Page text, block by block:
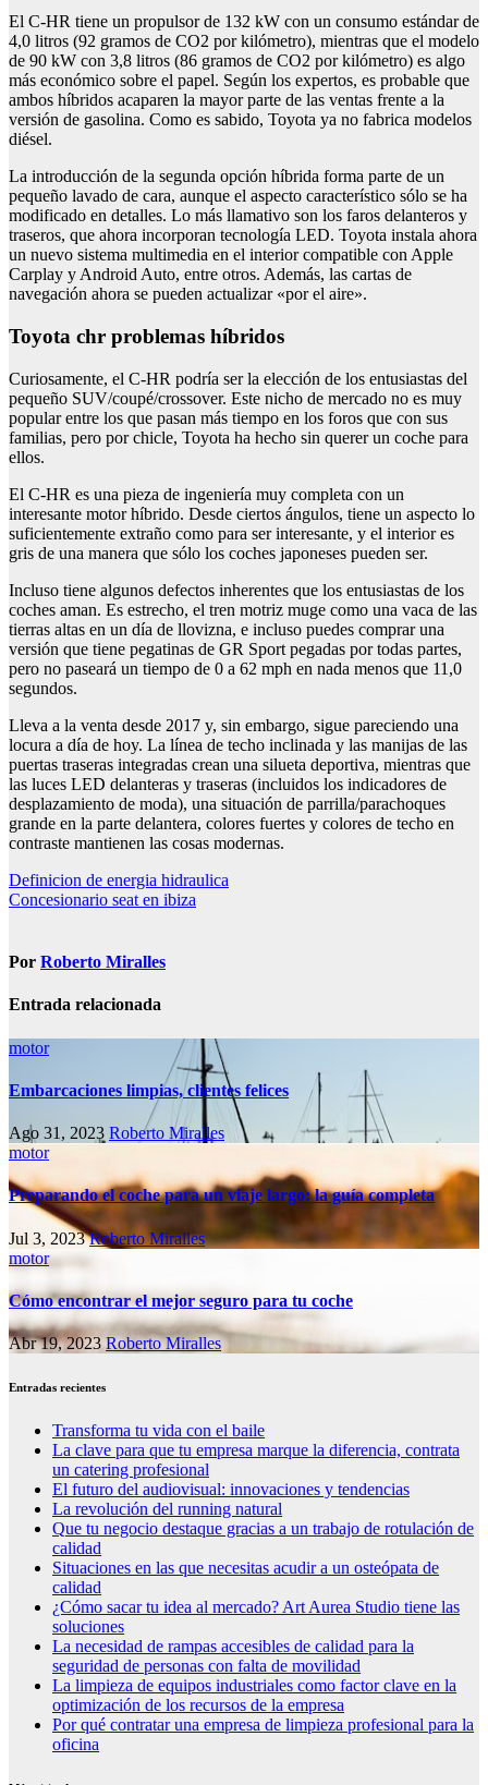
El C-HR tiene un propulsor de 132 kW con un consumo estándar de
4,0 litros (92 gramos de CO2 por kilómetro), mientras que el modelo
de 90 kW con 3,8 litros (86 gramos de CO2 por kilómetro) es algo
más económico sobre el papel. Según los expertos, es probable que
ambos híbridos acaparen la mayor parte de las ventas frente a la
versión de gasolina. Como es sabido, Toyota ya no fabrica modelos
diésel.
La introducción de la segunda opción híbrida forma parte de un
pequeño lavado de cara, aunque el aspecto característico sólo se ha
modificado en detalles. Lo más llamativo son los faros delanteros y
traseros, que ahora incorporan tecnología LED. Toyota instala ahora
un nuevo sistema multimedia en el interior compatible con Apple
Carplay y Android Auto, entre otros. Además, las cartas de
navegación ahora se pueden actualizar «por el aire».
Toyota chr problemas híbridos
Curiosamente, el C-HR podría ser la elección de los entusiastas del
pequeño SUV/coupé/crossover. Este nicho de mercado no es muy
popular entre los que pasan más tiempo en los foros que con sus
familias, pero por chicle, Toyota ha hecho sin querer un coche para
ellos.
El C-HR es una pieza de ingeniería muy completa con un
interesante motor híbrido. Desde ciertos ángulos, tiene un aspecto lo
suficientemente extraño como para ser interesante, y el interior es
gris de una manera que sólo los coches japoneses pueden ser.
Incluso tiene algunos defectos inherentes que los entusiastas de los
coches aman. Es estrecho, el tren motriz muge como una vaca de las
tierras altas en un día de llovizna, e incluso puedes comprar una
versión que tiene pegatinas de GR Sport pegadas por todas partes,
pero no paseará un tiempo de 0 a 62 mph en nada menos que 11,0
segundos.
Lleva a la venta desde 2017 y, sin embargo, sigue pareciendo una
locura a día de hoy. La línea de techo inclinada y las manijas de las
puertas traseras integradas crean una silueta deportiva, mientras que
las luces LED delanteras y traseras (incluidos los indicadores de
desplazamiento de moda), una situación de parrilla/parachoques
grande en la parte delantera, colores fuertes y colores de techo en
contraste mantienen las cosas modernas.
Navegación
de
Definicion de energia hidraulica
Concesionario seat en ibiza
Por Roberto Miralles
Entrada relacionada
motor
Embarcaciones limpias, clientes felices
Ago 31, 2023 Roberto Miralles
motor
Preparando el coche para un viaje largo: la guía completa
Jul 3, 2023Roberto Miralles
motor
Cómo encontrar el mejor seguro para tu coche
Abr 19, 2023Roberto Miralles
Entradas recientes
Transforma tu vida con el baile
La clave para que tu empresa marque la diferencia, contrata
un catering profesional
El futuro del audiovisual: innovaciones y tendencias
La revolución del running natural
Que tu negocio destaque gracias a un trabajo de rotulación de
calidad
Situaciones en las que necesitas acudir a un osteópata de
calidad
¿Cómo sacar tu idea al mercado? Art Aurea Studio tiene las
soluciones
La necesidad de rampas accesibles de calidad para la
seguridad de personas con falta de movilidad
La limpieza de equipos industriales como factor clave en la
optimización de los recursos de la empresa
Por qué contratar una empresa de limpieza profesional para la
oficina